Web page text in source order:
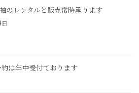
のレンタルと販売常時承ります
は年中受付ております